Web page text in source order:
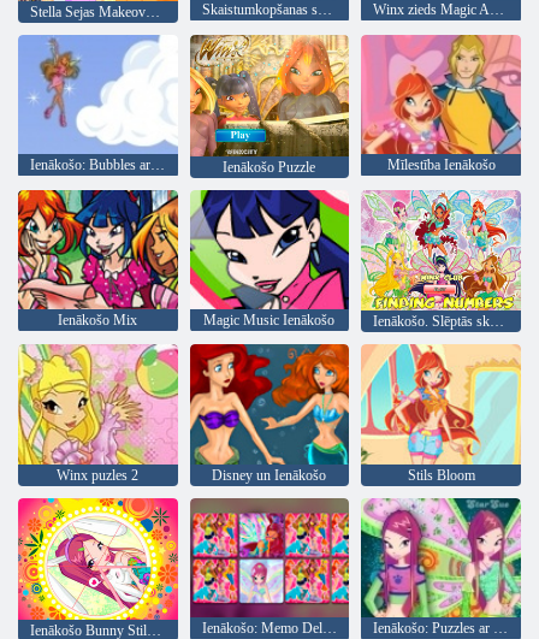
Skaistumkopšanas salons par mājdzīvniekiem Winx zieds Magic Apģērbs
Ienākošo: Bubbles ar fejas Ienākošo Puzzle Mīlestība Ienākošo
Ienākošo Mix Magic Music Ienākošo Ienākošo. Slēptās skaits
Winx puzles 2 Disney un Ienākošo Stils Bloom
Ienākošo: Memo Deluxe Ienākošo: Puzzles ar Roxy